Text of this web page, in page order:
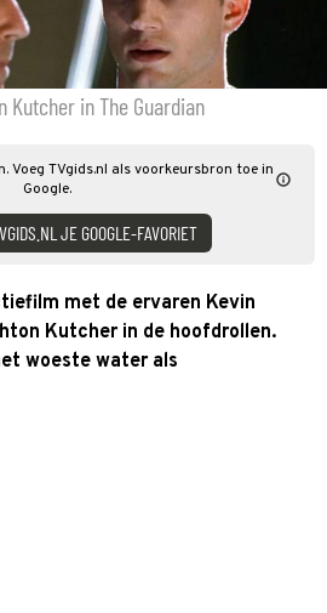
Kutcher in The Guardian
Voeg TVgids.nl als voorkeursbron toe in
Google.
JE GOOGLE-FAVORIET
met de ervaren Kevin
Kutcher in de hoofdrollen.
woeste water als